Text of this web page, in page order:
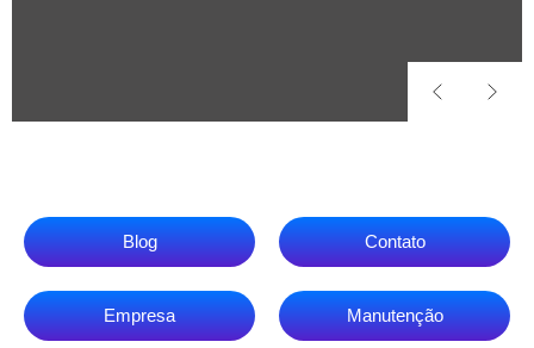
Blog Contato
Empresa Manutenção